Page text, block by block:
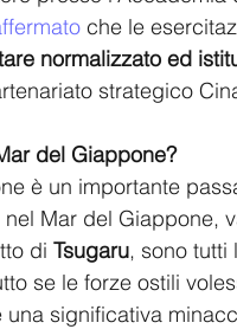
che le
normalizzato ed
strategico
del Giappone?
è un importante
nel Mar del Giappone,
di Tsugaru, sono tutti
se le forze ostili
significativa